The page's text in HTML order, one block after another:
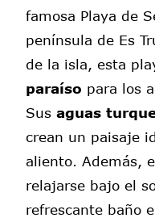
famosa Playa de
península de Es
de la isla, esta
paraíso para los
Susaguas
crean un paisaje
aliento. Además,
relajarse bajo el
refrescante baño